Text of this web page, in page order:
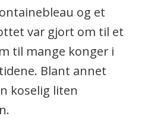
og et
var gjort om til et
til mange konger i
Blant annet
koselig liten